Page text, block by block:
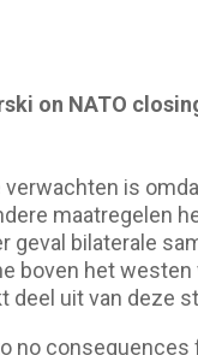
on NATO
is
maatregelen
geval bilaterale
boven het
deel uit van deze
no